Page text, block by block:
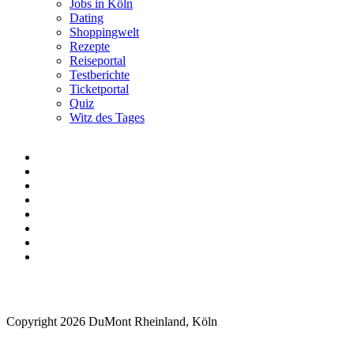
Jobs in Köln
Dating
Shoppingwelt
Rezepte
Reiseportal
Testberichte
Ticketportal
Quiz
Witz des Tages
Copyright 2026 DuMont Rheinland, Köln